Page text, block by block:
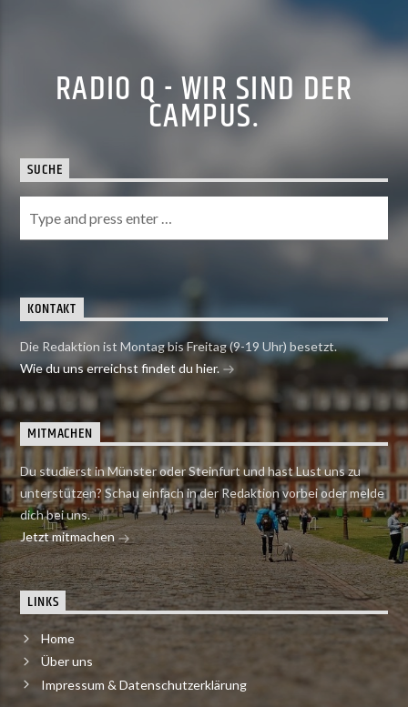
RADIO Q - WIR SIND DER
CAMPUS.
SUCHE
KONTAKT
Die Redaktion ist Montag bis Freitag (9-19 Uhr) besetzt.
Wie du uns erreichst findet du hier.
MITMACHEN
Du studierst in Münster oder Steinfurt und hast Lust uns zu
unterstützen? Schau einfach in der Redaktion vorbei oder melde
dich bei uns.
Jetzt mitmachen
LINKS
Home
Über uns
Impressum & Datenschutzerklärung